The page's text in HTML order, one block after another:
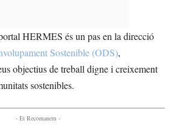
HERMES és un pas en la direcció
Sostenible (ODS),
objectius de treball digne i creixement
sostenibles.
- Et Recomanem -